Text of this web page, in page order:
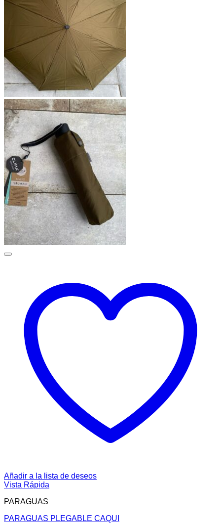
Añadir a la lista de deseos
Vista Rápida
PARAGUAS
PARAGUAS PLEGABLE CAQUI